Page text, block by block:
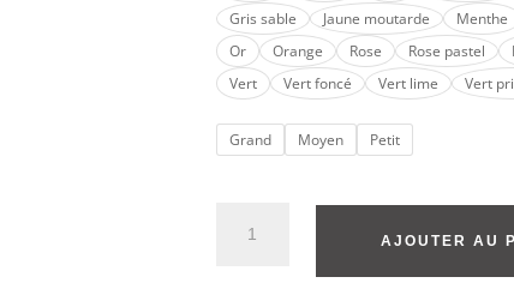
Gris sable
Jaune moutarde Menthe
Or
Orange Rose Rose pastel
Vert
Vert foncé Vert lime Vert
Grand Moyen Petit
AJOUTER AU